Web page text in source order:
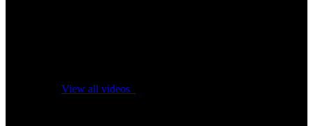
View all videos